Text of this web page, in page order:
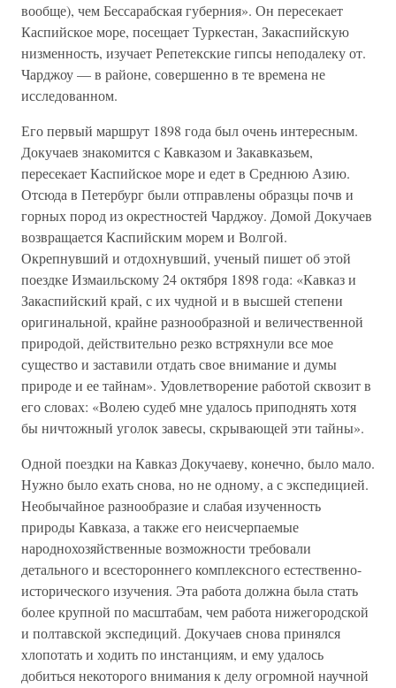
вообще), чем Бессарабская губерния». Он пересекает
Каспийское море, посещает Туркестан, Закаспийскую
низменность, изучает Репетекские гипсы неподалеку от.
Чарджоу — в районе, совершенно в те времена не
исследованном.
Его первый маршрут 1898 года был очень интересным.
Докучаев знакомится с Кавказом и Закавказьем,
пересекает Каспийское море и едет в Среднюю Азию.
Отсюда в Петербург были отправлены образцы почв и
горных пород из окрестностей Чарджоу. Домой Докучаев
возвращается Каспийским морем и Волгой.
Окрепнувший и отдохнувший, ученый пишет об этой
поездке Измаильскому 24 октября 1898 года: «Кавказ и
Закаспийский край, с их чудной и в высшей степени
оригинальной, крайне разнообразной и величественной
природой, действительно резко встряхнули все мое
существо и заставили отдать свое внимание и думы
природе и ее тайнам». Удовлетворение работой сквозит в
его словах: «Волею судеб мне удалось приподнять хотя
бы ничтожный уголок завесы, скрывающей эти тайны».
Одной поездки на Кавказ Докучаеву, конечно, было мало.
Нужно было ехать снова, но не одному, а с экспедицией.
Необычайное разнообразие и слабая изученность
природы Кавказа, а также его неисчерпаемые
народнохозяйственные возможности требовали
детального и всестороннего комплексного естественно-
исторического изучения. Эта работа должна была стать
более крупной по масштабам, чем работа нижегородской
и полтавской экспедиций. Докучаев снова принялся
хлопотать и ходить по инстанциям, и ему удалось
добиться некоторого внимания к делу огромной научной